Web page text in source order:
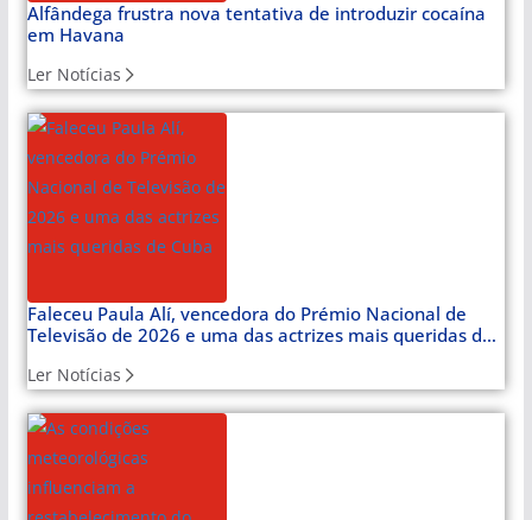
Alfândega frustra nova tentativa de introduzir cocaína
em Havana
Ler Notícias
Faleceu Paula Alí, vencedora do Prémio Nacional de
Televisão de 2026 e uma das actrizes mais queridas de
Ler Notícias